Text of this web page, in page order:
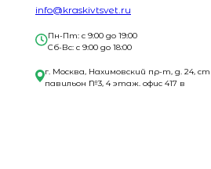
info@kraskivtsvet.ru
Пн-Пт: с 9:00 до 19:00
Сб-Вс: с 9:00 до 18:00
г. Москва, Нахимовский пр-т, д. 24,
павильон №3, 4 этаж. офис 417 в